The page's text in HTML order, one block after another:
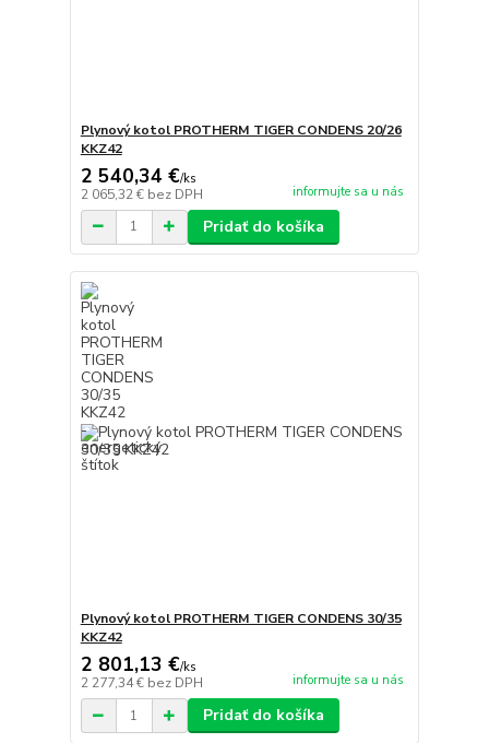
Plynový kotol PROTHERM TIGER CONDENS 20/26
KKZ42
2 540,34 €/ks
2 065,32 € bez DPH informujte sa u nás
Pridať do košíka
Plynový kotol PROTHERM TIGER CONDENS 30/35
KKZ42
2 801,13 €/ks
2 277,34 € bez DPH informujte sa u nás
Pridať do košíka